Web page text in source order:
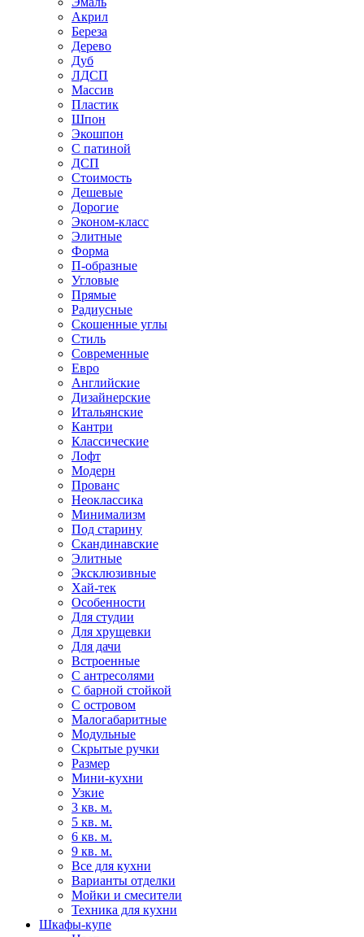
Акрил
Береза
Дерево
Дуб
ЛДСП
Массив
Пластик
Шпон
Экошпон
С патиной
ДСП
Стоимость
Дешевые
Дорогие
Эконом-класс
Элитные
Форма
П-образные
Угловые
Прямые
Радиусные
Скошенные углы
Стиль
Современные
Евро
Английские
Дизайнерские
Итальянские
Кантри
Классические
Лофт
Модерн
Прованс
Неоклассика
Минимализм
Под старину
Скандинавские
Элитные
Эксклюзивные
Хай-тек
Особенности
Для студии
Для хрущевки
Для дачи
Встроенные
С антресолями
С барной стойкой
С островом
Малогабаритные
Модульные
Скрытые ручки
Размер
Мини-кухни
Узкие
3 кв. м.
5 кв. м.
6 кв. м.
9 кв. м.
Все для кухни
Варианты отделки
Мойки и смесители
Техника для кухни
Шкафы-купе